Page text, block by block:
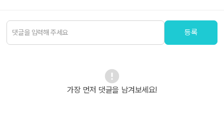
등록
가장 먼저 댓글을 남겨보세요!